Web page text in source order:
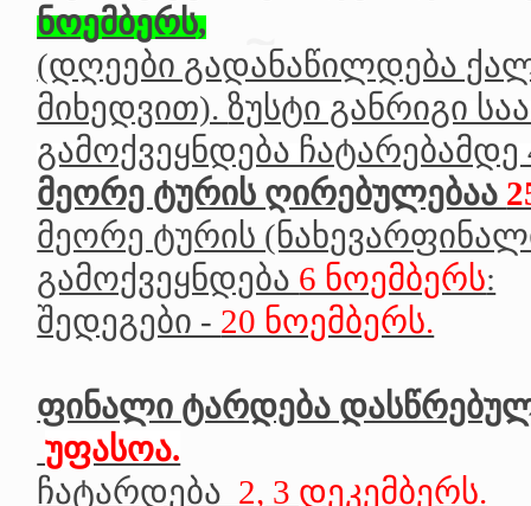
ნოემბერს,
(დღეები გადანაწილდება
მიხედვით).ზუსტი განრიგი
გამოქვეყნდება
მეორე ტურის ღირებულებაა
მეორე ტურის
გამოქვეყნდება 6 ნოემბერს:
შედეგები - 20 ნოემბერს.
ფინალი ტარდება
უფასოა.
ჩატარდება 2, 3 დეკემბერს.